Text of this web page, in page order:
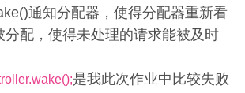
通知分配器，使得分配器重新看
分配，使得未处理的请求能被及时
是我此次作业中比较失败